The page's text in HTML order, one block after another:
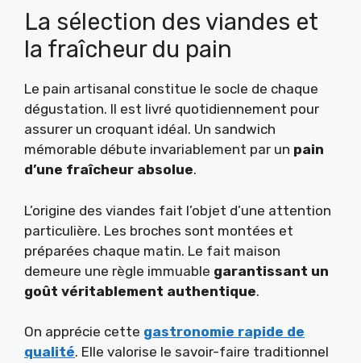
La sélection des viandes et
la fraîcheur du pain
Le pain artisanal constitue le socle de chaque
dégustation. Il est livré quotidiennement pour
assurer un croquant idéal. Un sandwich
mémorable débute invariablement par un pain
d’une fraîcheur absolue.
L’origine des viandes fait l’objet d’une attention
particulière. Les broches sont montées et
préparées chaque matin. Le fait maison
demeure une règle immuable garantissant un
goût véritablement authentique.
On apprécie cette gastronomie rapide de
qualité. Elle valorise le savoir-faire traditionnel